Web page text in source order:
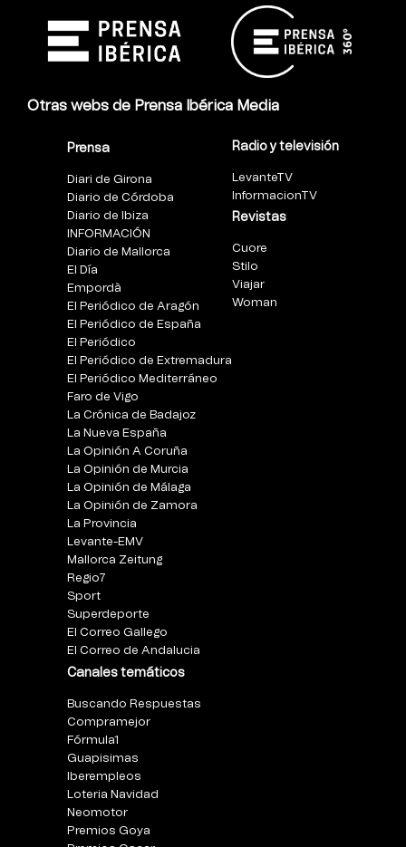
Otras webs de Prensa Ibérica Media
Prensa
Diari de Girona
Diario de Córdoba
Diario de Ibiza
INFORMACIÓN
Diario de Mallorca
El Día
Empordà
El Periódico de Aragón
El Periódico de España
El Periódico
El Periódico de Extremadura
El Periódico Mediterráneo
Faro de Vigo
La Crónica de Badajoz
La Nueva España
La Opinión A Coruña
La Opinión de Murcia
La Opinión de Málaga
La Opinión de Zamora
La Provincia
Levante-EMV
Mallorca Zeitung
Regio7
Sport
Superdeporte
El Correo Gallego
El Correo de Andalucia
Canales temáticos
Buscando Respuestas
Compramejor
Fórmula1
Guapisimas
Iberempleos
Loteria Navidad
Neomotor
Premios Goya
Radio y televisión
LevanteTV
InformacionTV
Revistas
Cuore
Stilo
Viajar
Woman